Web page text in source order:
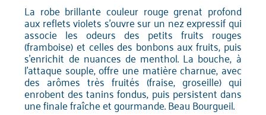
La robe brillante couleur rouge grenat profond
aux reflets violets s'ouvre sur un nez expressif qui
associe les odeurs des petits fruits rouges
(framboise) et celles des bonbons aux fruits, puis
s'enrichit de nuances de menthol. La bouche, à
l'attaque souple, offre une matière charnue, avec
des arômes très fruités (fraise, groseille) qui
enrobent des tanins fondus, puis persistent dans
une finale fraîche et gourmande. Beau Bourgueil.